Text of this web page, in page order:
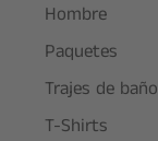
Hombre
Paquetes
Trajes de baño
T-Shirts